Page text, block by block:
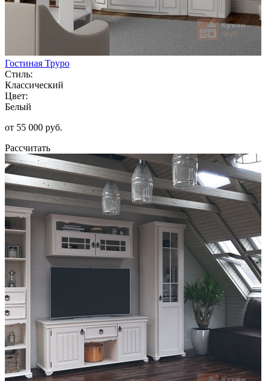
Гостиная Труро
Стиль:
Классический
Цвет:
Белый
от 55 000 руб.
Рассчитать